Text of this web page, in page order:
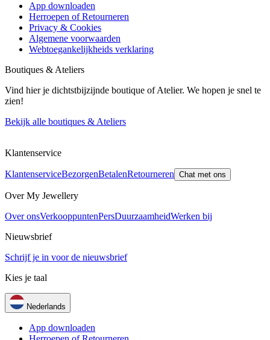
App downloaden
Herroepen of Retourneren
Privacy & Cookies
Algemene voorwaarden
Webtoegankelijkheids verklaring
Boutiques & Ateliers
Vind hier je dichtstbijzijnde boutique of Atelier. We hopen je snel te
zien!
Bekijk alle boutiques & Ateliers
Klantenservice
KlantenserviceBezorgenBetalenRetourneren Chat met ons
Over My Jewellery
Over onsVerkooppuntenPersDuurzaamheidWerken bij
Nieuwsbrief
Schrijf je in voor de nieuwsbrief
Kies je taal
Nederlands
App downloaden